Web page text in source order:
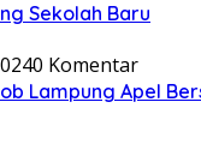
Sekolah Baru
0 Komentar
Lampung Apel